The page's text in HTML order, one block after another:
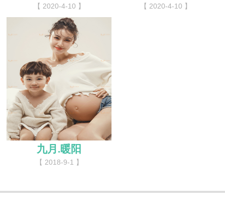
【 2020-4-10 】 【 2020-4-10 】
九月.暖阳
【 2018-9-1 】